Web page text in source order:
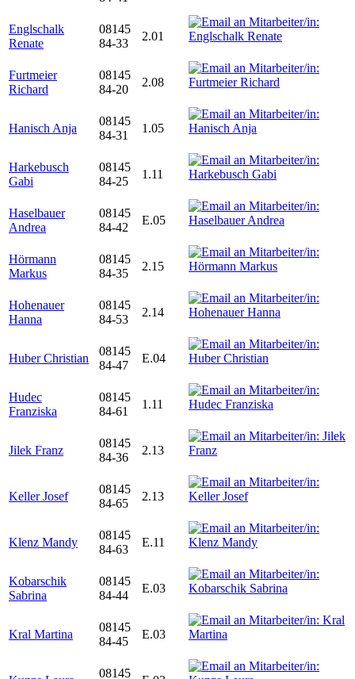
Englschalk
Renate
08145
84-33
2.01
Furtmeier
Richard
08145
84-20
2.08
Hanisch Anja
08145
84-31
1.05
Harkebusch
Gabi
08145
84-25
1.11
Haselbauer
Andrea
08145
84-42
E.05
Hörmann
Markus
08145
84-35
2.15
Hohenauer
Hanna
08145
84-53
2.14
Huber Christian
08145
84-47
E.04
Hudec
Franziska
08145
84-61
1.11
Jilek Franz
08145
84-36
2.13
Keller Josef
08145
84-65
2.13
Klenz Mandy
08145
84-63
E.11
Kobarschik
Sabrina
08145
84-44
E.03
Kral Martina
08145
84-45
E.03
08145